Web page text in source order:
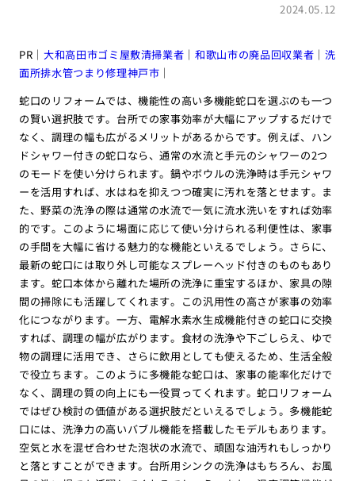
2024.05.12
PR｜ 大和高田市ゴミ屋敷清掃業者 ｜和歌山市の廃品回収業者 ｜洗
面所排水管つまり修理神戸市 ｜
蛇口のリフォームでは、機能性の高い多機能蛇口を選ぶのも一つ
の賢い選択肢です。台所での家事効率が大幅にアップするだけで
なく、調理の幅も広がるメリットがあるからです。例えば、ハン
ドシャワー付きの蛇口なら、通常の水流と手元のシャワーの2つ
のモードを使い分けられます。鍋やボウルの洗浄時は手元シャワ
ーを活用すれば、水はねを抑えつつ確実に汚れを落とせます。ま
た、野菜の洗浄の際は通常の水流で一気に流水洗いをすれば効率
的です。このように場面に応じて使い分けられる利便性は、家事
の手間を大幅に省ける魅力的な機能といえるでしょう。さらに、
最新の蛇口には取り外し可能なスプレーヘッド付きのものもあり
ます。蛇口本体から離れた場所の洗浄に重宝するほか、家具の隙
間の掃除にも活躍してくれます。この汎用性の高さが家事の効率
化につながります。一方、電解水素水生成機能付きの蛇口に交換
すれば、調理の幅が広がります。食材の洗浄や下ごしらえ、ゆで
物の調理に活用でき、さらに飲用としても使えるため、生活全般
で役立ちます。このように多機能な蛇口は、家事の能率化だけで
なく、調理の質の向上にも一役買ってくれます。蛇口リフォーム
ではぜひ検討の価値がある選択肢だといえるでしょう。多機能蛇
口には、洗浄力の高いバブル機能を搭載したモデルもあります。
空気と水を混ぜ合わせた泡状の水流で、頑固な油汚れもしっかり
と落とすことができます。台所用シンクの洗浄はもちろん、お風